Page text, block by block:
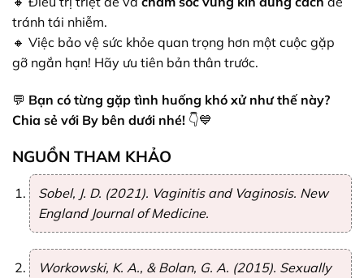
tránh tái nhiễm.
🔸 Việc bảo vệ sức khỏe quan trọng hơn một cuộc gặp
gỡ ngắn hạn! Hãy ưu tiên bản thân trước.
💬 Bạn có từng gặp tình huống khó xử như thế này?
Chia sẻ với By bên dưới nhé! 👇💙
NGUỒN THAM KHẢO
Sobel, J. D. (2021). Vaginitis and Vaginosis. New
England Journal of Medicine.
Workowski, K. A., & Bolan, G. A. (2015). Sexually